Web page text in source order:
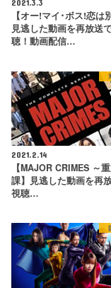
2021.3.3
【オー!マイ･ボス!恋は
見逃した動画を再放送
聴！動画配信…
2021.2.14
【MAJOR CRIMES ～
課】見逃した動画を再
視聴…